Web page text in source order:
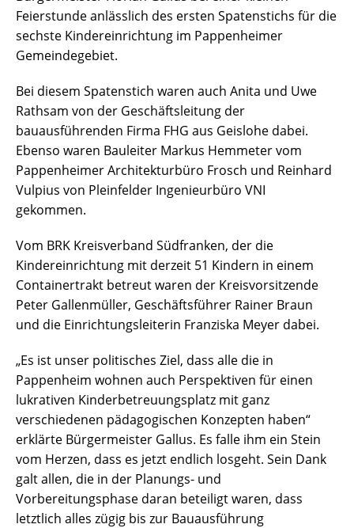
Feierstunde anlässlich des ersten Spatenstichs für die
sechste Kindereinrichtung im Pappenheimer
Gemeindegebiet.
Bei diesem Spatenstich waren auch Anita und Uwe
Rathsam von der Geschäftsleitung der
bauausführenden Firma FHG aus Geislohe dabei.
Ebenso waren Bauleiter Markus Hemmeter vom
Pappenheimer Architekturbüro Frosch und Reinhard
Vulpius von Pleinfelder Ingenieurbüro VNI
gekommen.
Vom BRK Kreisverband Südfranken, der die
Kindereinrichtung mit derzeit 51 Kindern in einem
Containertrakt betreut waren der Kreisvorsitzende
Peter Gallenmüller, Geschäftsführer Rainer Braun
und die Einrichtungsleiterin Franziska Meyer dabei.
„Es ist unser politisches Ziel, dass alle die in
Pappenheim wohnen auch Perspektiven für einen
lukrativen Kinderbetreuungsplatz mit ganz
verschiedenen pädagogischen Konzepten haben“
erklärte Bürgermeister Gallus. Es falle ihm ein Stein
vom Herzen, dass es jetzt endlich losgeht. Sein Dank
galt allen, die in der Planungs- und
Vorbereitungsphase daran beteiligt waren, dass
letztlich alles zügig bis zur Bauausführung